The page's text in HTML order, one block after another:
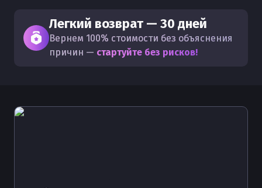
Легкий возврат — 30 дней
Вернем 100% стоимости без объяснения
причин — стартуйте без рисков!